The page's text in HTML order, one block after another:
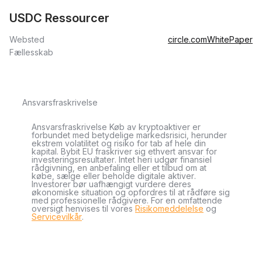
USDC Ressourcer
Websted circle.comWhitePaper
Fællesskab
Ansvarsfraskrivelse
Ansvarsfraskrivelse Køb av kryptoaktiver er
forbundet med betydelige markedsrisici, herunder
ekstrem volatilitet og risiko for tab af hele din
kapital. Bybit EU fraskriver sig ethvert ansvar for
investeringsresultater. Intet heri udgør finansiel
rådgivning, en anbefaling eller et tilbud om at
købe, sælge eller beholde digitale aktiver.
Investorer bør uafhængigt vurdere deres
økonomiske situation og opfordres til at rådføre sig
med professionelle rådgivere. For en omfattende
oversigt henvises til vores Risikomeddelelse og
Servicevilkår.